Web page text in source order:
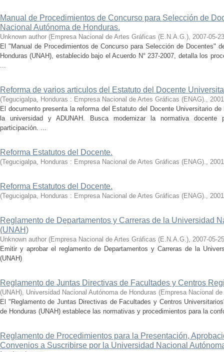
Manual de Procedimientos de Concurso para Selección de
Nacional Autónoma de Honduras.
Unknown author (Empresa Nacional de Artes Gráficas (E.N.A.G.), 2007-05-23
El "Manual de Procedimientos de Concurso para Selección de Docentes"
Honduras (UNAH), establecido bajo el Acuerdo N° 237-2007, detalla los
...
Reforma de varios articulos del Estatuto del Docente
(Tegucigalpa, Honduras : Empresa Nacional de Artes Gráficas (ENAG).,
El documento presenta la reforma del Estatuto del Docente Universitario
la universidad y ADUNAH. Busca modernizar la normativa docente
participación. ...
Reforma Estatutos del Docente.
(Tegucigalpa, Honduras : Empresa Nacional de Artes Gráficas (ENAG).,
Reforma Estatutos del Docente.
(Tegucigalpa, Honduras : Empresa Nacional de Artes Gráficas (ENAG).,
Reglamento de Departamentos y Carreras de la Universidad
(UNAH)
Unknown author (Empresa Nacional de Artes Gráficas (E.N.A.G.), 2007-05-25
Emitir y aprobar el reglamento de Departamentos y Carreras de la
(UNAH)
Reglamento de Juntas Directivas de Facultades y Centros
(UNAH), Universidad Nacional Autónoma de Honduras (Empresa Nacional
El "Reglamento de Juntas Directivas de Facultades y Centros
de Honduras (UNAH) establece las normativas y procedimientos para la
Reglamento de Procedimientos para la Presentación,
Convenios a Suscribirse por la Universidad Nacional